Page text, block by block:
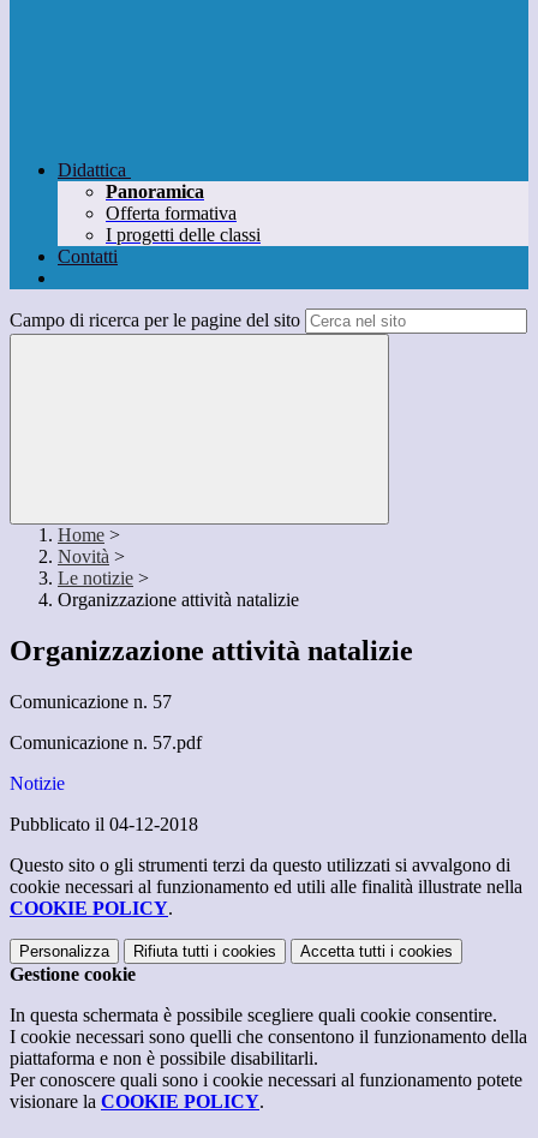
Didattica
Panoramica
Offerta formativa
I progetti delle classi
Contatti
Campo di ricerca per le pagine del sito
Home >
Novità >
Le notizie >
Organizzazione attività natalizie
Organizzazione attività natalizie
Comunicazione n. 57
Comunicazione n. 57.pdf
Notizie
Pubblicato il 04-12-2018
Questo sito o gli strumenti terzi da questo utilizzati si avvalgono di
cookie necessari al funzionamento ed utili alle finalità illustrate nella
COOKIE POLICY.
Personalizza Rifiuta tutti i cookies Accetta tutti i cookies
Gestione cookie
In questa schermata è possibile scegliere quali cookie consentire.
I cookie necessari sono quelli che consentono il funzionamento della
piattaforma e non è possibile disabilitarli.
Per conoscere quali sono i cookie necessari al funzionamento potete
visionare la COOKIE POLICY.